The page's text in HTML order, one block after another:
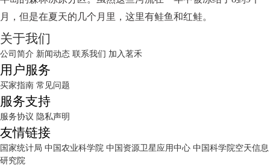
月，但是在夏天的几个月里，这里有鲑鱼和红鲑。
关于我们
公司简介 新闻动态 联系我们 加入茗禾
用户服务
买家指南 常见问题
服务支持
服务协议 隐私声明
友情链接
国家统计局 中国农业科学院 中国资源卫星应用中心 中国科学院空天信息
研究院